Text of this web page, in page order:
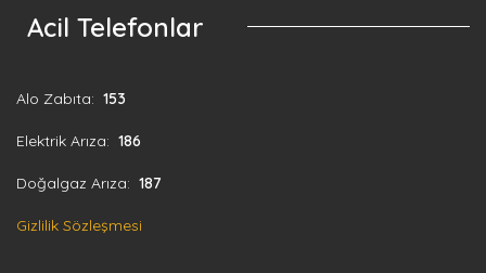
Acil Telefonlar
Alo Zabıta: 153
Elektrik Arıza: 186
Doğalgaz Arıza: 187
Gizlilik Sözleşmesi